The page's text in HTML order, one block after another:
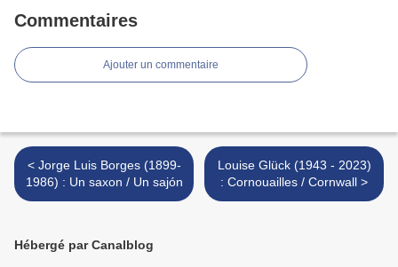
Commentaires
Ajouter un commentaire
< Jorge Luis Borges (1899-
1986) : Un saxon / Un sajón
Louise Glück (1943 - 2023)
: Cornouailles / Cornwall >
Hébergé par Canalblog